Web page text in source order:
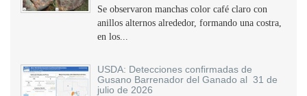
Se observaron manchas color café claro con
anillos alternos alrededor, formando una costra,
en los...
USDA: Detecciones confirmadas de
Gusano Barrenador del Ganado al 31 de
julio de 2026